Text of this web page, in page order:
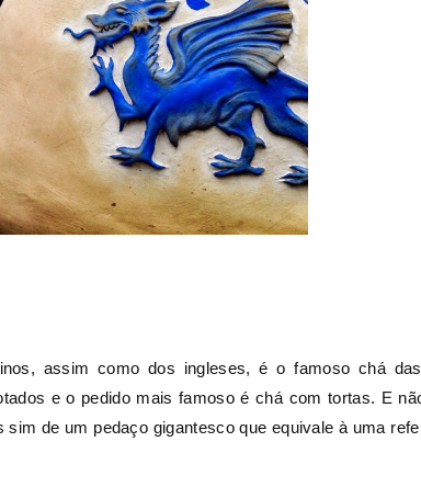
assim como dos ingleses, é o famoso chá
e o pedido mais famoso é chá com tortas. E
de um pedaço gigantesco que equivale à uma